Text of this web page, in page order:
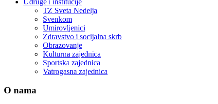
Udruge i institucije
TZ Sveta Nedelja
Svenkom
Umirovljenici
Zdravstvo i socijalna skrb
Obrazovanje
Kulturna zajednica
Sportska zajednica
Vatrogasna zajednica
O nama